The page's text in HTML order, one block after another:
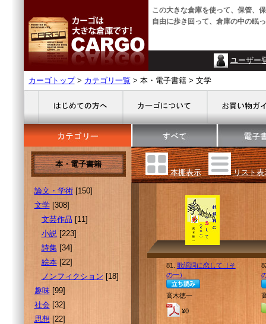
この大きな倉庫を使って、保管、
自由に歩き回って、倉庫の中の眠
ユーザー
カーゴトップ> カテゴリ一覧 > 本・電子書籍 > 文学
本・電子書籍
論文・学術[150]
文学[308]
文芸作品 [11]
小説[223]
詩集[34]
絵本[22]
ノンフィクション [18]
趣味[99]
社会[32]
思想 [22]
本棚表示 リスト表
81. 歌謡詞に恋して（そ
の一）
高木徳一
¥0